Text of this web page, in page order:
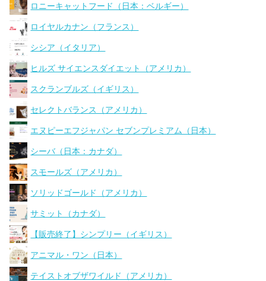
ロニーキャットフード（日本：ベルギー）
ロイヤルカナン（フランス）
シシア（イタリア）
ヒルズ サイエンスダイエット（アメリカ）
スクランブルズ（イギリス）
セレクトバランス（アメリカ）
エヌピーエフジャパン セブンプレミアム（日本）
シーバ（日本：カナダ）
スモールズ（アメリカ）
ソリッドゴールド（アメリカ）
サミット（カナダ）
【販売終了】シンプリー（イギリス）
アニマル・ワン（日本）
テイストオブザワイルド（アメリカ）